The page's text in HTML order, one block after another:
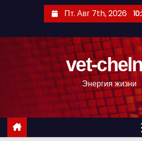
с
Пт. Авг 7th, 2026
vet-
Энергия жизни